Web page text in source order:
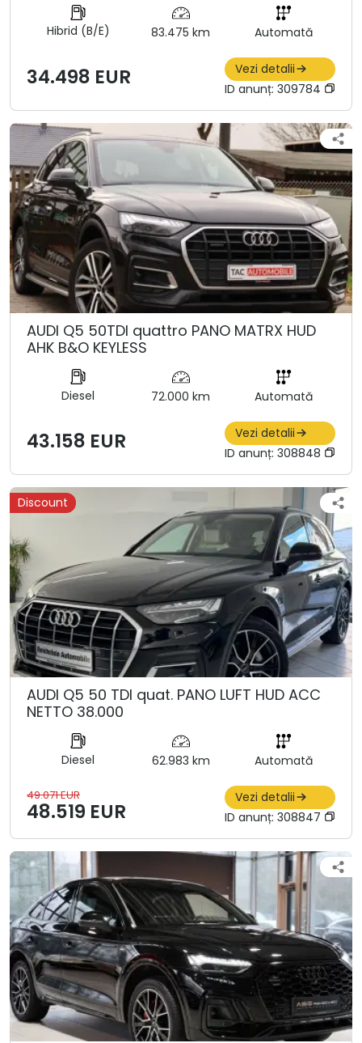
Hibrid (B/E) 83.475 km Automată
34.498 EUR
Vezi detalii
ID anunț: 309784
AUDI Q5 50TDI quattro PANO MATRX HUD
AHK B&O KEYLESS
Diesel 72.000 km Automată
43.158 EUR
Vezi detalii
ID anunț: 308848
Discount
AUDI Q5 50 TDI quat. PANO LUFT HUD ACC
NETTO 38.000
Diesel 62.983 km Automată
49.071 EUR
48.519 EUR
Vezi detalii
ID anunț: 308847